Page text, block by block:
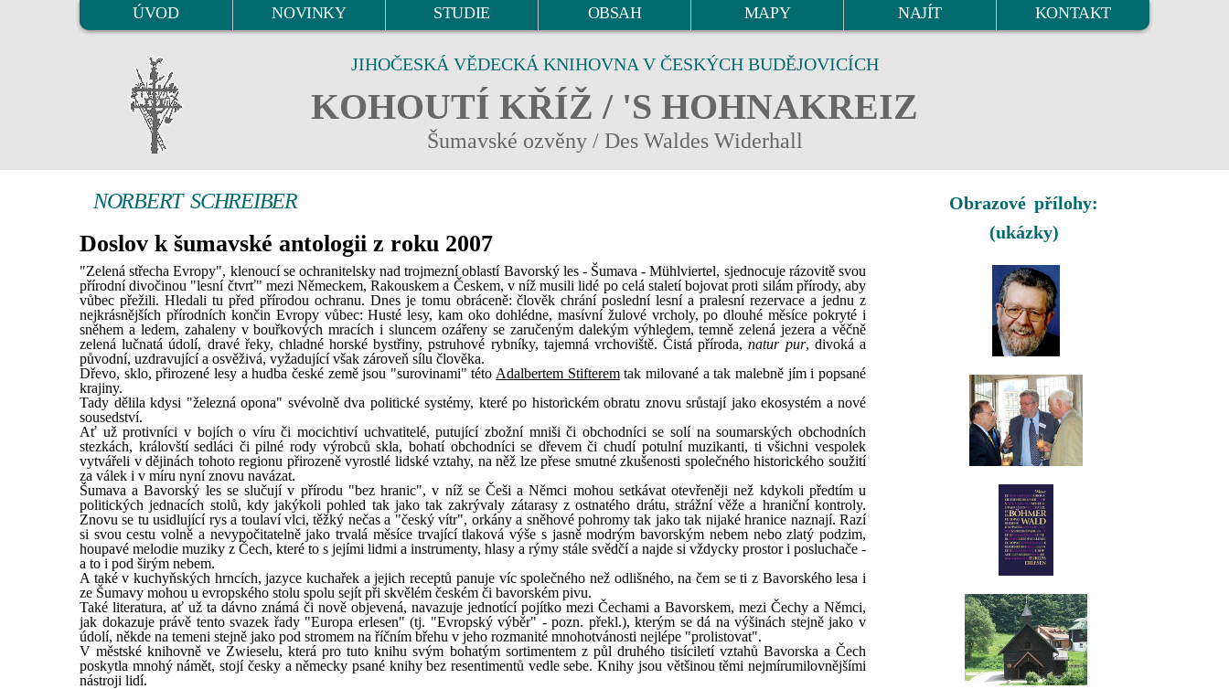
ÚVOD NOVINKY STUDIE OBSAH MAPY NAJÍT KONTAKT
JIHOČESKÁ VĚDECKÁ KNIHOVNA V ČESKÝCH BUDĚJOVICÍCH
KOHOUTÍ KŘÍŽ / 'S HOHNAKREIZ
Šumavské ozvěny / Des Waldes Widerhall
NORBERT SCHREIBER
Doslov k šumavské antologii z roku 2007
"Zelená střecha Evropy", klenoucí se ochranitelsky nad trojmezní oblastí Bavorský les - Šumava - Mühlviertel, sjednocuje rázovitě svou
přírodní divočinou "lesní čtvrť" mezi Německem, Rakouskem a Českem, v níž musili lidé po celá staletí bojovat proti silám přírody, aby
vůbec přežili. Hledali tu před přírodou ochranu. Dnes je tomu obráceně: člověk chrání poslední lesní a pralesní rezervace a jednu z
nejkrásnějších přírodních končin Evropy vůbec: Husté lesy, kam oko dohlédne, masívní žulové vrcholy, po dlouhé měsíce pokryté i
sněhem a ledem, zahaleny v bouřkových mracích i sluncem ozářeny se zaručeným dalekým výhledem, temně zelená jezera a věčně
zelená lučnatá údolí, dravé řeky, chladné horské bystřiny, pstruhové rybníky, tajemná vrchoviště. Čistá příroda,natur pur, divoká a
původní, uzdravující a osvěživá, vyžadující však zároveň sílu člověka.
Dřevo, sklo, přirozené lesy a hudba české země jsou "surovinami" této Adalbertem Stifteremtak milované a tak malebně jím i popsané
krajiny.
Tady dělila kdysi "železná opona" svévolně dva politické systémy, které po historickém obratu znovu srůstají jako ekosystém a nové
sousedství.
Ať už protivníci v bojích o víru či mocichtiví uchvatitelé, putující zbožní mniši či obchodníci se solí na soumarských obchodních
stezkách, královští sedláci či pilné rody výrobců skla, bohatí obchodníci se dřevem či chudí potulní muzikanti, ti všichni vespolek
vytvářeli v dějinách tohoto regionu přirozeně vyrostlé lidské vztahy, na něž lze přese smutné zkušenosti společného historického soužití
za válek i v míru nyní znovu navázat.
Šumava a Bavorský les se slučují v přírodu "bez hranic", v níž se Češi a Němci mohou setkávat otevřeněji než kdykoli předtím u
politických jednacích stolů, kdy jakýkoli pohled tak jako tak zakrývaly zátarasy z ostnatého drátu, strážní věže a hraniční kontroly.
Znovu se tu usidlující rys a toulaví vlci, těžký nečas a "český vítr", orkány a sněhové pohromy tak jako tak nijaké hranice naznají. Razí
si svou cestu volně a nevypočitatelně jako trvalá měsíce trvající tlaková výše s jasně modrým bavorským nebem nebo zlatý podzim,
houpavé melodie muziky z Čech, které to s jejími lidmi a instrumenty, hlasy a rýmy stále svědčí a najde si vždycky prostor i posluchače -
a to i pod širým nebem.
A také v kuchyňských hrncích, jazyce kuchařek a jejich receptů panuje víc společného než odlišného, na čem se ti z Bavorského lesa i
ze Šumavy mohou u evropského stolu spolu sejít při skvělém českém či bavorském pivu.
Také literatura, ať už ta dávno známá či nově objevená, navazuje jednotící pojítko mezi Čechami a Bavorskem, mezi Čechy a Němci,
jak dokazuje právě tento svazek řady "Europa erlesen" (tj. "Evropský výběr" - pozn. překl.), kterým se dá na výšinách stejně jako v
údolí, někde na temeni stejně jako pod stromem na říčním břehu v jeho rozmanité mnohotvánosti nejlépe "prolistovat".
V městské knihovně ve Zwieselu, která pro tuto knihu svým bohatým sortimentem z půl druhého tisíciletí vztahů Bavorska a Čech
poskytla mnohý námět, stojí česky a německy psané knihy bez resentimentů vedle sebe. Knihy jsou většinou těmi nejmírumilovnějšími
nástroji lidí.
Obrazové přílohy:
(ukázky)